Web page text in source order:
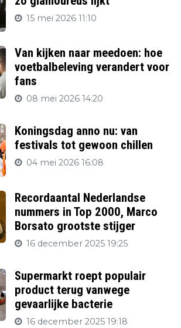
15 mei 2026 11:10
Van kijken naar meedoen: hoe
voetbalbeleving verandert voor
fans
08 mei 2026 14:20
Koningsdag anno nu: van
festivals tot gewoon chillen
04 mei 2026 16:08
Recordaantal Nederlandse
nummers in Top 2000, Marco
Borsato grootste stijger
16 december 2025 19:25
Supermarkt roept populair
product terug vanwege
gevaarlijke bacterie
16 december 2025 19:18